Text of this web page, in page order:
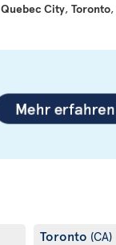
Quebec City, Toronto,
Toronto (CA)